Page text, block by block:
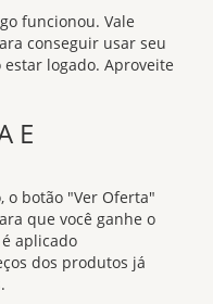
funcionou. Vale
conseguir usar seu
logado. Aproveite
E
o botão "Ver Oferta"
que você ganhe o
aplicado
dos produtos já